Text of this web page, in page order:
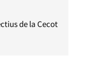
de la Cecot